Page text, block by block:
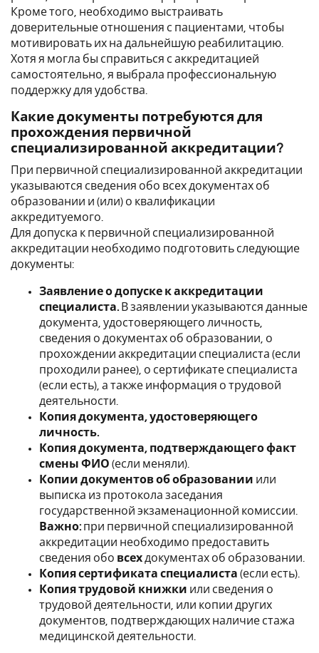
Кроме того, необходимо выстраивать
доверительные отношения с пациентами, чтобы
мотивировать их на дальнейшую реабилитацию.
Хотя я могла бы справиться с аккредитацией
самостоятельно, я выбрала профессиональную
поддержку для удобства.
Какие документы потребуются для
прохождения первичной
специализированной аккредитации?
При первичной специализированной аккредитации
указываются сведения обо всех документах об
образовании и (или) о квалификации
аккредитуемого.
Для допуска к первичной специализированной
аккредитации необходимо подготовить следующие
документы:
Заявление о допуске к аккредитации
специалиста. В заявлении указываются данные
документа, удостоверяющего личность,
сведения о документах об образовании, о
прохождении аккредитации специалиста (если
проходили ранее), о сертификате специалиста
(если есть), а также информация о трудовой
деятельности.
Копия документа, удостоверяющего
личность.
Копия документа, подтверждающего факт
смены ФИО (если меняли).
Копии документов об образовании или
выписка из протокола заседания
государственной экзаменационной комиссии.
Важно: при первичной специализированной
аккредитации необходимо предоставить
сведения обо всех документах об образовании.
Копия сертификата специалиста (если есть).
Копия трудовой книжки или сведения о
трудовой деятельности, или копии других
документов, подтверждающих наличие стажа
медицинской деятельности.